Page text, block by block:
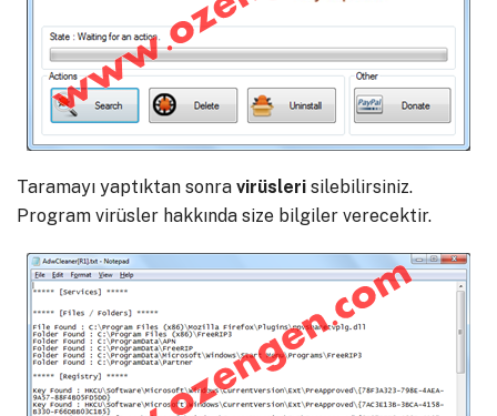
Taramayı yaptıktan sonra virüsleri silebilirsiniz.
Program virüsler hakkında size bilgiler verecektir.